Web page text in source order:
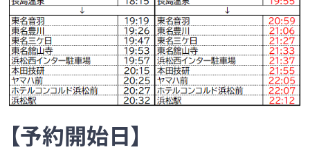
【予約開始日】